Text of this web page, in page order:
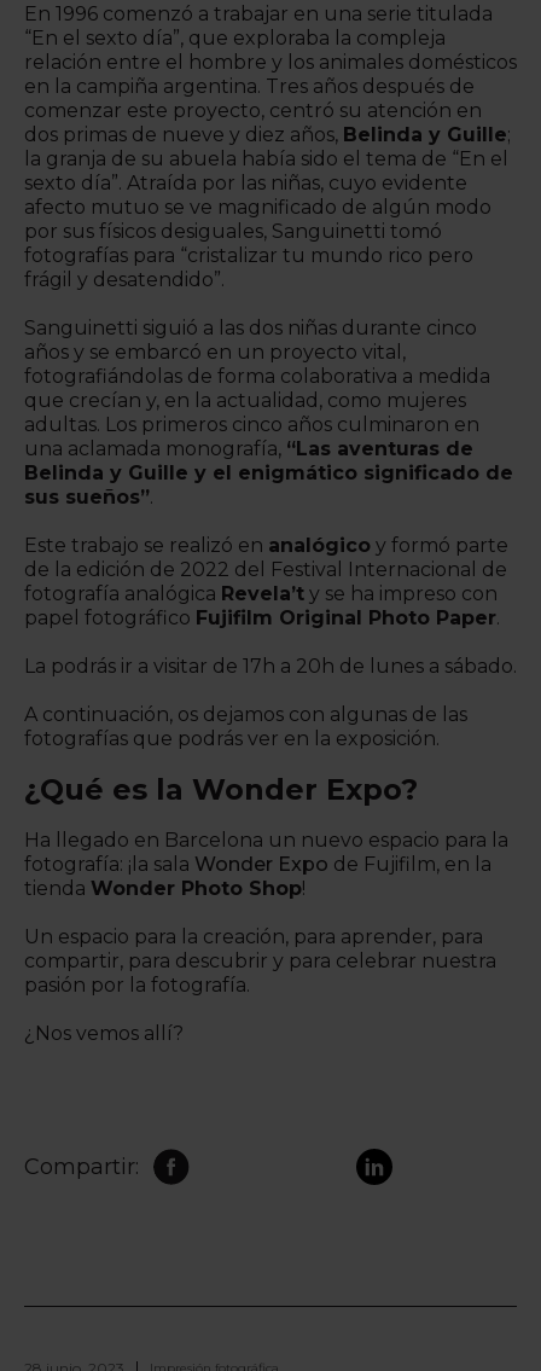
En 1996 comenzó a trabajar en una serie titulada
“En el sexto día”, que exploraba la compleja
relación entre el hombre y los animales domésticos
en la campiña argentina. Tres años después de
comenzar este proyecto, centró su atención en
dos primas de nueve y diez años, Belinda y Guille;
la granja de su abuela había sido el tema de “En el
sexto día”. Atraída por las niñas, cuyo evidente
afecto mutuo se ve magnificado de algún modo
por sus físicos desiguales, Sanguinetti tomó
fotografías para “cristalizar tu mundo rico pero
frágil y desatendido”.
Sanguinetti siguió a las dos niñas durante cinco
años y se embarcó en un proyecto vital,
fotografiándolas de forma colaborativa a medida
que crecían y, en la actualidad, como mujeres
adultas. Los primeros cinco años culminaron en
una aclamada monografía, “Las aventuras de
Belinda y Guille y el enigmático significado de
sus sueños”.
Este trabajo se realizó en analógico y formó parte
de la edición de 2022 del Festival Internacional de
fotografía analógica Revela’t y se ha impreso con
papel fotográfico Fujifilm Original Photo Paper.
La podrás ir a visitar de 17h a 20h de lunes a sábado.
A continuación, os dejamos con algunas de las
fotografías que podrás ver en la exposición.
¿Qué es la Wonder Expo?
Ha llegado en Barcelona un nuevo espacio para la
fotografía: ¡la sala Wonder Expo de Fujifilm, en la
tienda Wonder Photo Shop!
Un espacio para la creación, para aprender, para
compartir, para descubrir y para celebrar nuestra
pasión por la fotografía.
¿Nos vemos allí?
Compartir:
Impresión fotográfica